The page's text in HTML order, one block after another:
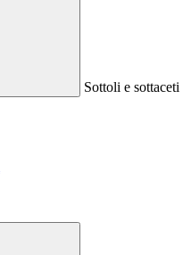
Sottoli e sottaceti